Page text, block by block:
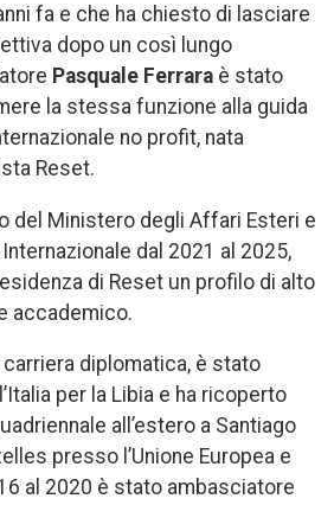
fa e che ha chiesto di lasciare
dopo un così lungo
Pasquale Ferrara è stato
la stessa funzione alla guida
no profit, nata
Reset.
del Ministero degli Affari Esteri e
dal 2021 al 2025,
di Reset un profilo di alto
accademico.
diplomatica, è stato
per la Libia e ha ricoperto
all’estero a Santiago
presso l’Unione Europea e
al 2020 è stato ambasciatore